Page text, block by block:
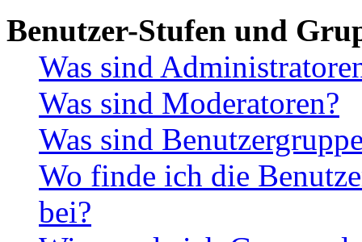
Benutzer-Stufen und
Was sind
Was sind Moderatoren?
Was sind
Wo finde ich die
bei?